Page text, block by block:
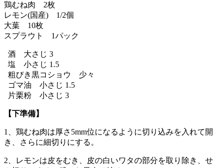
鶏むね肉 2枚
レモン(国産) 1/2個
大葉 10枚
スプラウト 1パック
酒 大さじ 3
塩 小さじ 1.5
粗びき黒コショウ 少々
ゴマ油 小さじ 1.5
片栗粉 小さじ 3
【下準備】
1、鶏むね肉は厚さ5mm位になるように切り込みを入れて開
き、さらに細切りにする。
2、レモンは皮をむき、皮の白いワタの部分を取り除き、せ